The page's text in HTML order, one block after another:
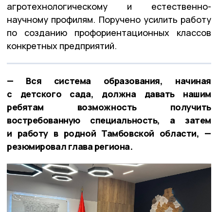
агротехнологическому и естественно-
научному профилям. Поручено усилить работу
по созданию профориентационных классов
конкретных предприятий.
— Вся система образования, начиная
с детского сада, должна давать нашим
ребятам возможность получить
востребованную специальность, а затем
и работу в родной Тамбовской области, —
резюмировал глава региона.